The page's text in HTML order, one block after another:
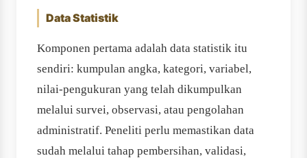
Data Statistik
Komponen pertama adalah data statistik itu
sendiri: kumpulan angka, kategori, variabel,
nilai-pengukuran yang telah dikumpulkan
melalui survei, observasi, atau pengolahan
administratif. Peneliti perlu memastikan data
sudah melalui tahap pembersihan, validasi,